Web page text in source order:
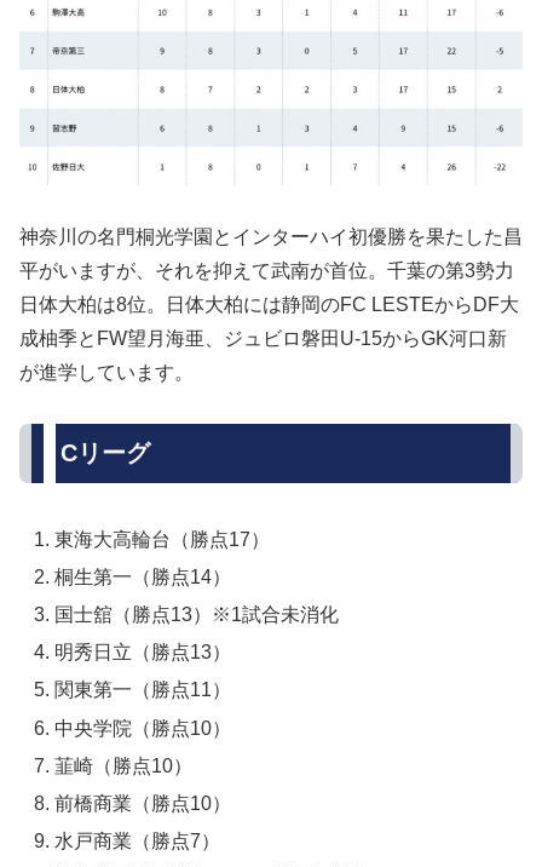
神奈川の名門桐光学園とインターハイ初優勝を果たした昌
平がいますが、それを抑えて武南が首位。千葉の第3勢力
日体大柏は8位。日体大柏には静岡のFC LESTEからDF大
成柚季とFW望月海亜、ジュビロ磐田U-15からGK河口新
が進学しています。
Cリーグ
東海大高輪台（勝点17）
桐生第一（勝点14）
国士舘（勝点13）※1試合未消化
明秀日立（勝点13）
関東第一（勝点11）
中央学院（勝点10）
韮崎（勝点10）
前橋商業（勝点10）
水戸商業（勝点7）